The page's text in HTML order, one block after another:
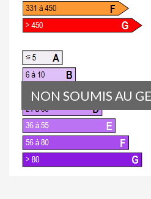
NON SOUMIS AU